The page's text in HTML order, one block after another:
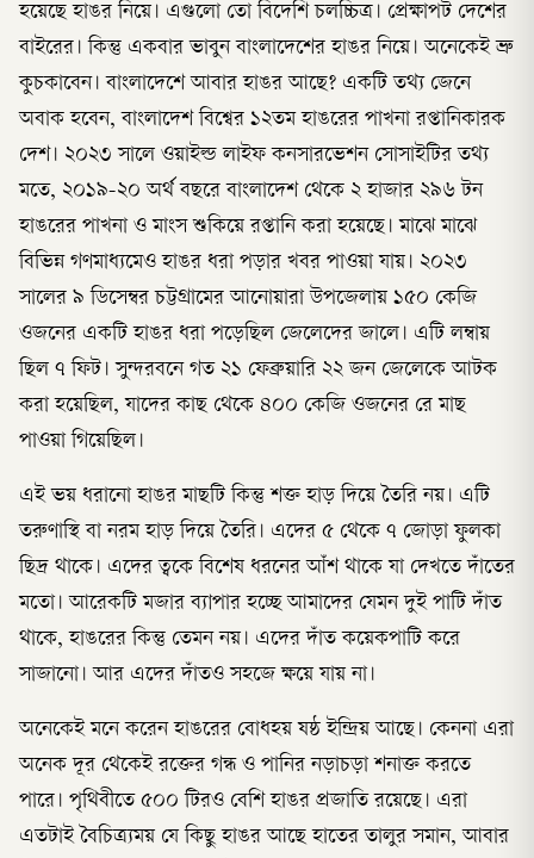
হয়েছে হাঙর নিয়ে। এগুলো তো বিদেশি চলচ্চিত্র। প্রেক্ষাপট দেশের
বাইরের। কিন্তু একবার ভাবুন বাংলাদেশের হাঙর নিয়ে। অনেকেই ভ্রু
কুচকাবেন। বাংলাদেশে আবার হাঙর আছে? একটি তথ্য জেনে
অবাক হবেন, বাংলাদেশ বিশ্বের ১২তম হাঙরের পাখনা রপ্তানিকারক
দেশ। ২০২৩ সালে ওয়াইল্ড লাইফ কনসারভেশন সোসাইটির তথ্য
মতে, ২০১৯-২০ অর্থ বছরে বাংলাদেশ থেকে ২ হাজার ২৯৬ টন
হাঙরের পাখনা ও মাংস শুকিয়ে রপ্তানি করা হয়েছে। মাঝে মাঝে
বিভিন্ন গণমাধ্যমেও হাঙর ধরা পড়ার খবর পাওয়া যায়। ২০২৩
সালের ৯ ডিসেম্বর চট্টগ্রামের আনোয়ারা উপজেলায় ১৫০ কেজি
ওজনের একটি হাঙর ধরা পড়েছিল জেলেদের জালে। এটি লম্বায়
ছিল ৭ ফিট। সুন্দরবনে গত ২১ ফেব্রুয়ারি ২২ জন জেলেকে আটক
করা হয়েছিল, যাদের কাছ থেকে ৪০০ কেজি ওজনের রে মাছ
পাওয়া গিয়েছিল।
এই ভয় ধরানো হাঙর মাছটি কিন্তু শক্ত হাড় দিয়ে তৈরি নয়। এটি
তরুণাস্থি বা নরম হাড় দিয়ে তৈরি। এদের ৫ থেকে ৭ জোড়া ফুলকা
ছিদ্র থাকে। এদের ত্বকে বিশেষ ধরনের আঁশ থাকে যা দেখতে দাঁতের
মতো। আরেকটি মজার ব্যাপার হচ্ছে আমাদের যেমন দুই পাটি দাঁত
থাকে, হাঙরের কিন্তু তেমন নয়। এদের দাঁত কয়েকপাটি করে
সাজানো। আর এদের দাঁতও সহজে ক্ষয়ে যায় না।
অনেকেই মনে করেন হাঙরের বোধহয় ষষ্ঠ ইন্দ্রিয় আছে। কেননা এরা
অনেক দূর থেকেই রক্তের গন্ধ ও পানির নড়াচড়া শনাক্ত করতে
পারে। পৃথিবীতে ৫০০ টিরও বেশি হাঙর প্রজাতি রয়েছে। এরা
এতটাই বৈচিত্র্যময় যে কিছু হাঙর আছে হাতের তালুর সমান, আবার